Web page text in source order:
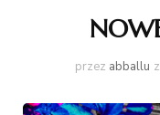
przez abballu